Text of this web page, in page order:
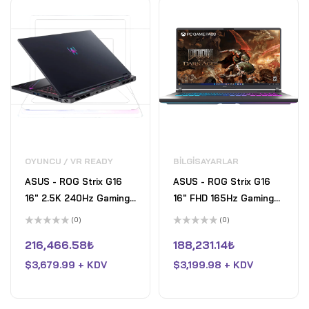
OYUNCU / VR READY
ASUS - ROG Strix G16
16" 2.5K 240Hz Gaming
Laptop - AMD Ryzen 9
RAM - NVIDIA GeForce
RTX 5070 Ti - 1TB SSD -
üzerinden
0
aldı
(0)
216,466.58₺
$3,679.99 + KDV
BILGISAYARLAR
ASUS - ROG Strix G16
16" FHD 165Hz Gaming
Laptop - AMD Ryzen 9
GeForce RTX 5070 Ti -
1TB SSD - Eclipse Grey
üzerinden
0
aldı
(0)
188,231.14₺
$3,199.98 + KDV